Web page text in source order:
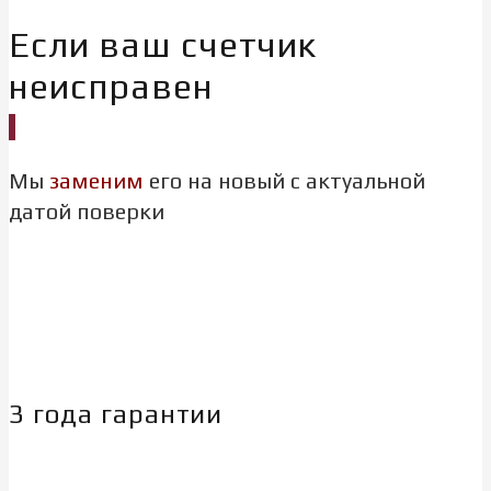
Если ваш счетчик
неисправен
Мы заменим его на новый с актуальной
датой поверки
3 года гарантии